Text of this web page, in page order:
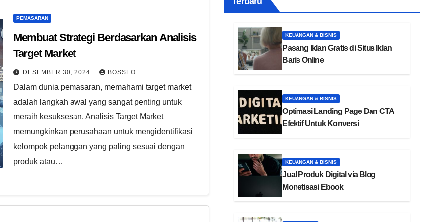
PEMASARAN
Membuat Strategi Berdasarkan Analisis
Target Market
DESEMBER 30, 2024 BOSSEO
Dalam dunia pemasaran, memahami target market
adalah langkah awal yang sangat penting untuk
meraih kesuksesan. Analisis Target Market
memungkinkan perusahaan untuk mengidentifikasi
kelompok pelanggan yang paling sesuai dengan
produk atau…
KEUANGAN & BISNIS
Pasang Iklan Gratis di Situs Iklan
Baris Online
KEUANGAN & BISNIS
Optimasi Landing Page Dan CTA
Efektif Untuk Konversi
KEUANGAN & BISNIS
Jual Produk Digital via Blog
Monetisasi Ebook